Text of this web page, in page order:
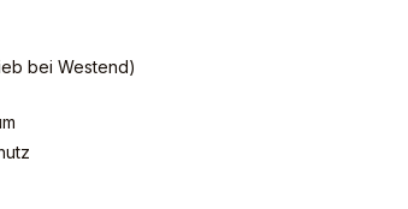
bei Westend)